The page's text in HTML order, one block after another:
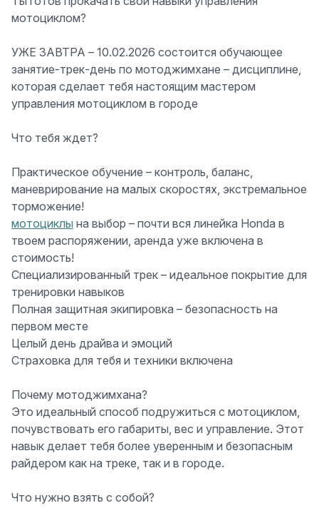
мотоциклом?
УЖЕ ЗАВТРА – 10.02.2026 состоится обучающее
занятие-трек-день по мотоджимхане – дисциплине,
которая сделает тебя настоящим мастером
управления мотоциклом в городе
Что тебя ждет?
Практическое обучение – контроль, баланс,
маневрирование на малых скоростях, экстремальное
торможение!
мотоциклы на выбор – почти вся линейка Honda в
твоем распоряжении, аренда уже включена в
стоимость!
Специализированный трек – идеальное покрытие для
тренировки навыков
Полная защитная экипировка – безопасность на
первом месте
Целый день драйва и эмоций
Страховка для тебя и техники включена
Почему мотоджимхана?
Это идеальный способ подружиться с мотоциклом
почувствовать его габариты, вес и управление. Этот
навык делает тебя более уверенным и безопасным
райдером как на треке, так и в городе.
Что нужно взять с собой?